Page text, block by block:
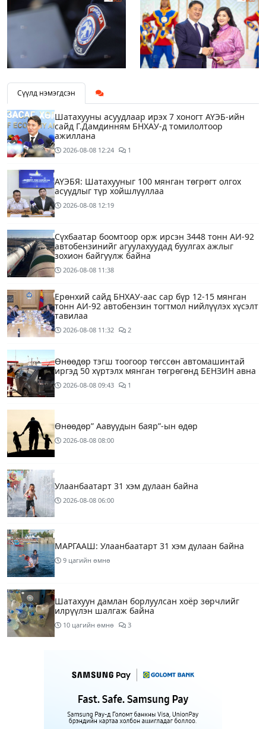
Сүүлд нэмэгдсэн
Шатахууны асуудлаар ирэх 7 хоногт АҮЭБ-ийн
сайд Г.Дамдинням БНХАУ-д томилолтоор
ажиллана
2026-08-08 12:24 1
АҮЭБЯ: Шатахууныг 100 мянган төгрөгт олгох
асуудлыг түр хойшлууллаа
2026-08-08 12:19
Сүхбаатар боомтоор орж ирсэн 3448 тонн АИ-92
автобензинийг агуулахуудад буулгах ажлыг
зохион байгуулж байна
2026-08-08 11:38
Ерөнхий сайд БНХАУ-аас сар бүр 12-15 мянган
тонн АИ-92 автобензин тогтмол нийлүүлэх хүсэлт
тавилаа
2026-08-08 11:32 2
Өнөөдөр тэгш тоогоор төгссөн автомашинтай
иргэд 50 хүртэлх мянган төгрөгөнд БЕНЗИН авна
2026-08-08 09:43 1
Өнөөдөр” Аавуудын баяр”-ын өдөр
2026-08-08 08:00
Улаанбаатарт 31 хэм дулаан байна
2026-08-08 06:00
МАРГААШ: Улаанбаатарт 31 хэм дулаан байна
9 цагийн өмнө
Шатахуун дамлан борлуулсан хоёр зөрчлийг
илрүүлэн шалгаж байна
10 цагийн өмнө 3
урьдчилсан төлөв
Шатахуун дамлаж байгаа асуудалд ТЕГ-аас
холбогдох мэдээллийн дагуу шалгалтын